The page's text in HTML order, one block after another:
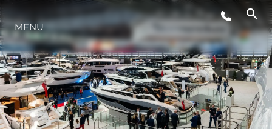
YAŞAM ŞEKLİ
YENILIK
ŞİRKET
MENU